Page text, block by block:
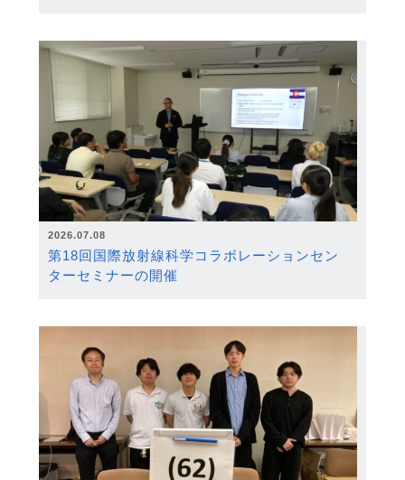
2026.07.08
第18回国際放射線科学コラボレーションセン
ターセミナーの開催